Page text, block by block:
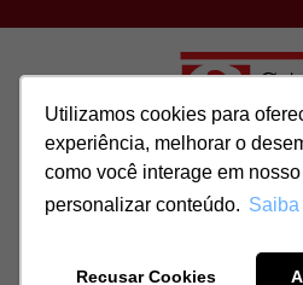
Utilizamos cookies para
experiência, melhorar o
como você interage em
personalizar conteúdo.
Recusar Cookies
Utilizamos cookies para
experiência, melhorar o
como você interage em
personalizar conteúdo.
Recusar Cookies
Todos os direitos reservados para:
51.417.293/0001-48 |